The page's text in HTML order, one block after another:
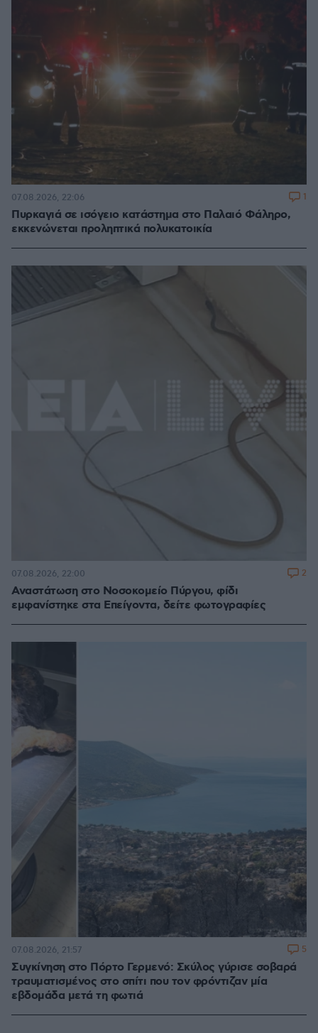
Πυρκαγιά σε ισόγειο κατάστημα στο Παλαιό Φάληρο,
εκκενώνεται προληπτικά πολυκατοικία
07.08.2026, 22:06 1
Αναστάτωση στο Νοσοκομείο Πύργου, φίδι
εμφανίστηκε στα Επείγοντα, δείτε φωτογραφίες
07.08.2026, 22:00 2
Συγκίνηση στο Πόρτο Γερμενό: Σκύλος γύρισε σοβαρά
τραυματισμένος στο σπίτι που τον φρόντιζαν μία
εβδομάδα μετά τη φωτιά
07.08.2026, 21:57 5